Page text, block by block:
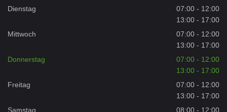
Dienstag
07:00 - 12:00
13:00 - 17:00
Mittwoch
07:00 - 12:00
13:00 - 17:00
Donnerstag
07:00 - 12:00
13:00 - 17:00
Freitag
07:00 - 12:00
13:00 - 17:00
Samstag
08:00 - 12:00